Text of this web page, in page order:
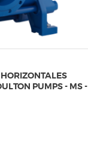
PUMPS - MS -